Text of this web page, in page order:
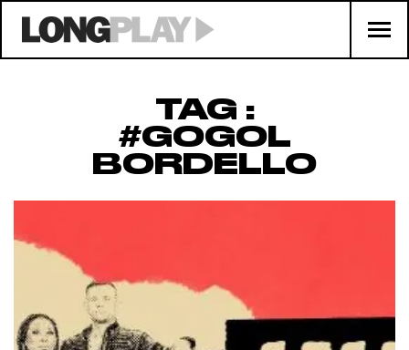
TAG :
#GOGOL
BORDELLO